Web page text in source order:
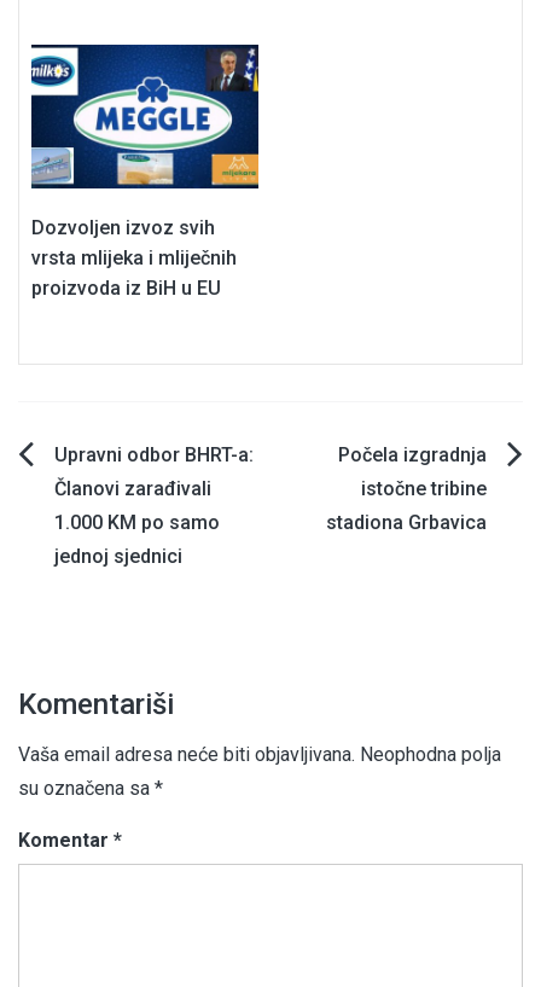
Dozvoljen izvoz svih
vrsta mlijeka i mliječnih
proizvoda iz BiH u EU
Navigacija
članaka
Upravni odbor BHRT-a:
Članovi zarađivali
1.000 KM po samo
jednoj sjednici
Počela izgradnja
istočne tribine
stadiona Grbavica
Komentariši
Vaša email adresa neće biti objavljivana. Neophodna polja
su označena sa *
Komentar *